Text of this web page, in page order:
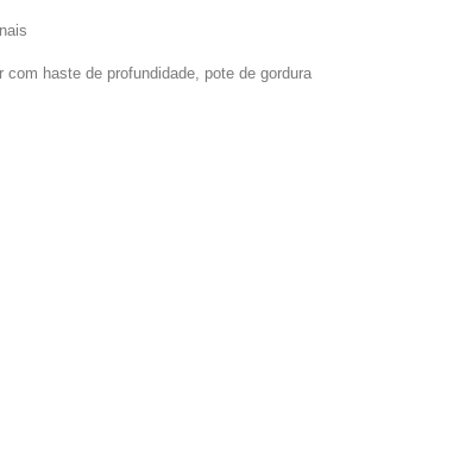
haste de profundidade, pote de gordura